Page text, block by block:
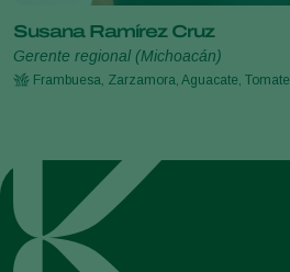
Susana Ramírez Cruz
Gerente regional (Michoacán)
Frambuesa, Zarzamora, Aguacate, Tomate